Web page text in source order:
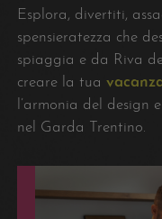
Esplora, divertiti,
spensieratezza che
spiaggia e da Riva
creare la tua
l’armonia del
nel Garda Trentino.